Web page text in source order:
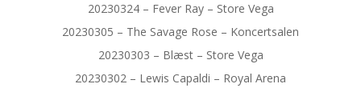
20230324 – Fever Ray – Store Vega
20230305 – The Savage Rose – Koncertsalen
20230303 – Blæst – Store Vega
20230302 – Lewis Capaldi – Royal Arena